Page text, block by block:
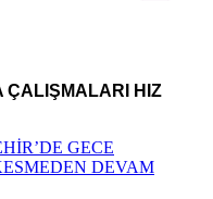
ÇALIŞMALARI HIZ
GECE
DEVAM